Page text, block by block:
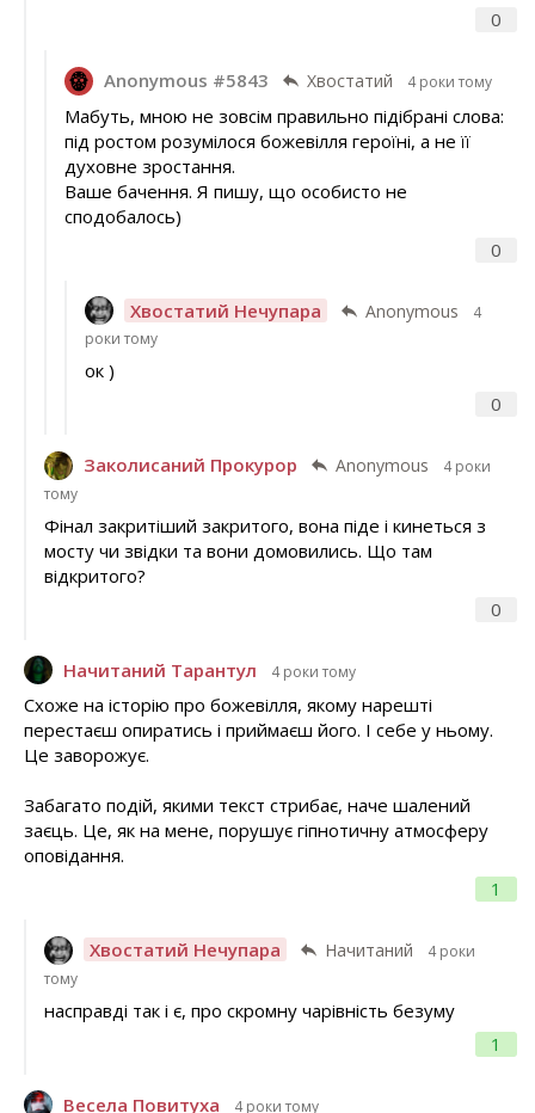
0
Anonymous #5843 Хвостатий 4 роки тому
0
Мабуть, мною не зовсім правильно підібрані слова:
під ростом розумілося божевілля героїні, а не її
духовне зростання.
Ваше бачення. Я пишу, що особисто не
сподобалось)
Хвостатий Нечупара Anonymous
4
роки тому
0
ок )
Заколисаний Прокурор Anonymous
4 роки
тому
0
Фінал закритіший закритого, вона піде і кинеться з
мосту чи звідки та вони домовились. Що там
відкритого?
Начитаний Тарантул 4 роки тому
1
Схоже на історію про божевілля, якому нарешті
перестаєш опиратись і приймаєш його. І себе у ньому.
Це заворожує.
Забагато подій, якими текст стрибає, наче шалений
заєць. Це, як на мене, порушує гіпнотичну атмосферу
оповідання.
Хвостатий Нечупара Начитаний
4 роки
тому
1
насправді так і є, про скромну чарівність безуму
Весела Повитуха 4 роки тому